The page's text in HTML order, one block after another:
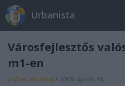
Urbanista
Városfejlesztős
m1-en
Zubreczki Dávid • 2009. április 16.